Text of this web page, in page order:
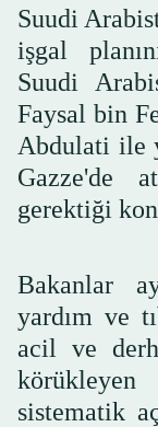
Suudi
işgal
Suudi
Faysal bin
Abdulati ile
Gazze'de
gerektiği
Bakanlar
yardım ve
acil ve
sistematik